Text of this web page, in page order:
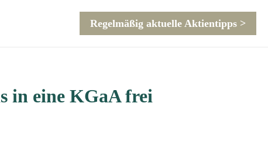
Regelmäßig aktuelle Aktientipps >
in eine KGaA frei